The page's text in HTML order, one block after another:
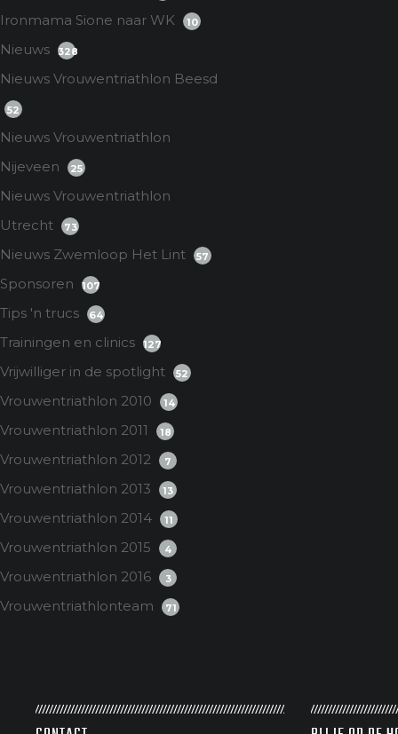
Ironmama Sione naar WK 10
Nieuws 328
Nieuws Vrouwentriathlon Beesd
52
Nieuws Vrouwentriathlon
Nijeveen
25
Nieuws Vrouwentriathlon
Utrecht
73
Nieuws Zwemloop Het Lint 57
Sponsoren 107
Tips 'n trucs 64
Trainingen en clinics 127
Vrijwilliger in de spotlight 52
Vrouwentriathlon 2010 14
Vrouwentriathlon 2011 18
Vrouwentriathlon 2012 7
Vrouwentriathlon 2013 13
Vrouwentriathlon 2014 11
Vrouwentriathlon 2015 4
Vrouwentriathlon 2016 3
Vrouwentriathlonteam 71